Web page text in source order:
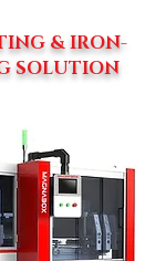
& IRON-
SOLUTION